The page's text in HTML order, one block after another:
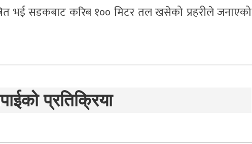
भई सडकबाट करिब १०० मिटर तल खसेको प्रहरीले जनाएको
प्रतिक्रिया